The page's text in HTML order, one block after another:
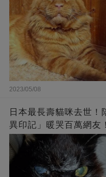
2023/05/08
日本最長壽貓咪去世！
異印記」暖哭百萬網友！